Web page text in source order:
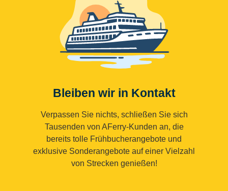
Bleiben wir in Kontakt
Verpassen Sie nichts, schließen Sie sich
Tausenden von AFerry-Kunden an, die
bereits tolle Frühbucherangebote und
exklusive Sonderangebote auf einer Vielzahl
von Strecken genießen!